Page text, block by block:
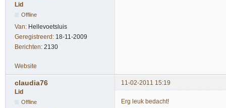
Lid
Offline
Van: Hellevoetsluis
Geregistreerd: 18-11-2009
Berichten: 2130
Website
claudia76
11-02-2011 15:19
Lid
Offline Erg leuk bedacht!